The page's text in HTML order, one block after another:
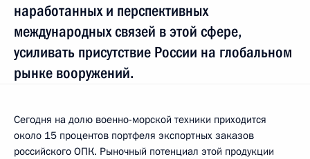
наработанных и перспективных
международных связей в этой сфере,
усиливать присутствие России на глобальном
рынке вооружений.
Сегодня на долю военно-морской техники приходится
около 15 процентов портфеля экспортных заказов
российского ОПК. Рыночный потенциал этой продукции